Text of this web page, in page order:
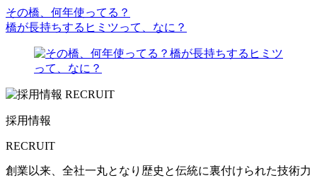
その橋、何年使ってる？
橋が長持ちするヒミツって、なに？
採用情報
RECRUIT
創業以来、全社一丸となり歴史と伝統に裏付けられた技術力